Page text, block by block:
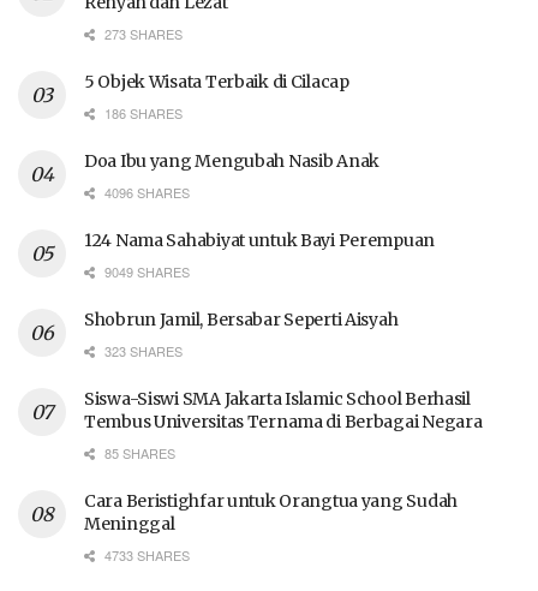
273 SHARES
5 Objek Wisata Terbaik di Cilacap
186 SHARES
Doa Ibu yang Mengubah Nasib Anak
4096 SHARES
124 Nama Sahabiyat untuk Bayi Perempuan
9049 SHARES
Shobrun Jamil, Bersabar Seperti Aisyah
323 SHARES
Siswa-Siswi SMA Jakarta Islamic School Berhasil
Tembus Universitas Ternama di Berbagai Negara
85 SHARES
Cara Beristighfar untuk Orangtua yang Sudah
Meninggal
4733 SHARES